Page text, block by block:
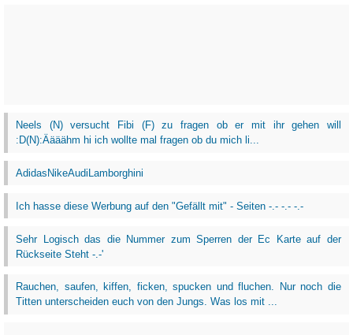
Neels (N) versucht Fibi (F) zu fragen ob er mit ihr gehen will
:D(N):Äääähm hi ich wollte mal fragen ob du mich li...
AdidasNikeAudiLamborghini
Ich hasse diese Werbung auf den "Gefällt mit" - Seiten -.- -.- -.-
Sehr Logisch das die Nummer zum Sperren der Ec Karte auf der
Rückseite Steht -.-'
Rauchen, saufen, kiffen, ficken, spucken und fluchen. Nur noch die
Titten unterscheiden euch von den Jungs. Was los mit ...